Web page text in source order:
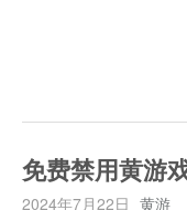
免费禁用黄游
2024年7月22日 黄游